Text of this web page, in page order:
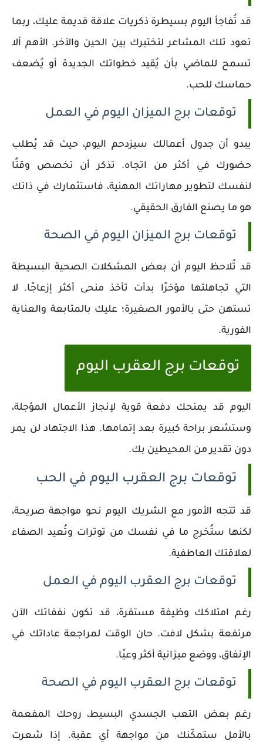
قد تُفاجأ اليوم بسيطرة ذكريات علاقة قديمة عليك، ربما
تعود تلك المشاعر لتختبرك بين الحين والآخر. الأهم ألا
تسمح للماضي بأن يُقيد خطواتك الجديدة أو يُضعف
حماسك للحب.
توقعات برج الميزان اليوم في العمل
يبدو أن جدول أعمالك سيزدحم اليوم، حيث قد يُطلب
حضورك في أكثر من اتجاه. تذكر أن تخصص وقتًا
لنفسك لتطوير مهاراتك المهنية، فاستثمارك في ذاتك
هو ما يصنع الفارق الحقيقي.
توقعات برج الميزان اليوم في الصحة
قد تُلاحظ اليوم أن بعض المشكلات الصحية البسيطة
التي تجاهلتها مؤخرًا بدأت تأخذ منحى أكثر إزعاجًا. لا
تستهن حتى بالأمور الصغيرة؛ عليك بالمتابعة والعناية
الفورية.
توقعات برج العقرب اليوم
اليوم قد يمنحك دفعة قوية لإنجاز الأعمال المؤجلة،
وستشعر براحة كبيرة بعد إتمامها. هذا الاجتهاد لن يمر
دون تقدير من المحيطين بك.
توقعات برج العقرب اليوم في الحب
قد تتجه الأمور مع الشريك اليوم نحو مواجهة صريحة،
لكنها ستُخرج ما في نفسك من توترات وتُعيد الصفاء
لعلاقتك العاطفية.
توقعات برج العقرب اليوم في العمل
رغم امتلاكك وظيفة مستقرة، قد تكون نفقاتك الآن
مرتفعة بشكل لافت. حان الوقت لمراجعة عاداتك في
الإنفاق، ووضع ميزانية أكثر وعيًا.
توقعات برج العقرب اليوم في الصحة
رغم بعض التعب الجسدي البسيط، روحك المفعمة
بالأمل ستمكّنك من مواجهة أي عقبة. إذا شعرت